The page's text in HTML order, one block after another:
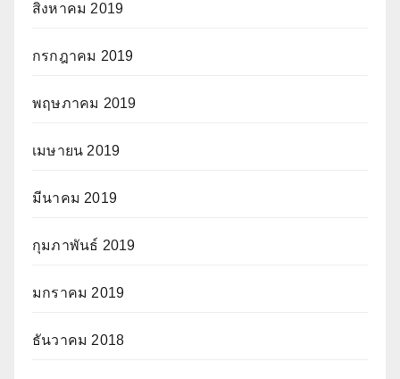
สิงหาคม 2019
กรกฎาคม 2019
พฤษภาคม 2019
เมษายน 2019
มีนาคม 2019
กุมภาพันธ์ 2019
มกราคม 2019
ธันวาคม 2018